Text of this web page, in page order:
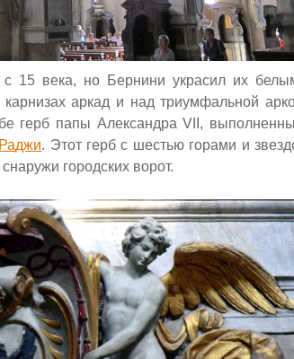
15 века, но Бернини украсил их
аркад и над триумфальной
герб папы АлександраVII,
джи. Этот герб с шестью горами и
городских ворот.